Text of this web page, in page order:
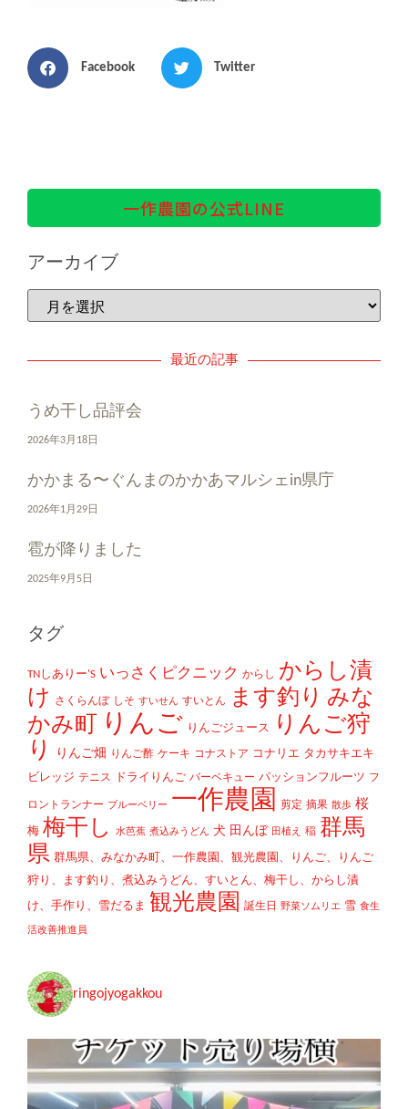
Facebook Twitter
一作農園の公式LINE
アーカイブ
最近の記事
うめ干し品評会
2026年3月18日
かかまる〜ぐんまのかかあマルシェin県庁
2026年1月29日
雹が降りました
2025年9月5日
タグ
TNしありー'S いっさくピクニック からし からし漬
け
さくらんぼ しそ すいせん すいとん ます釣り みな
かみ町
りんご りんごジュース
りんご狩
り
りんご畑 りんご酢 ケーキ コナストア コナリエ タカサキエキ
ビレッジ テニス ドライりんご バーベキュー パッションフルーツ フ
ロントランナー ブルーベリー 一作農園 剪定 摘果 散歩 桜
梅 梅干し 水芭蕉 煮込みうどん 犬 田んぼ 田植え 稲 群馬
県 群馬県、みなかみ町、一作農園、観光農園、りんご、りんご
狩り、ます釣り、煮込みうどん、すいとん、梅干し、からし漬
け、手作り、雪だるま 観光農園 誕生日 野菜ソムリエ 雪 食生
活改善推進員
ringojyogakkou